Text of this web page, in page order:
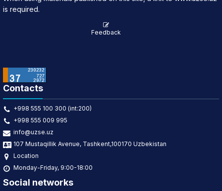
is required.
Feedback
Contacts
+998 555 100 300 (int:200)
+998 555 009 995
info@uzse.uz
107 Mustaqillik Avenue, Tashkent,100170 Uzbekistan
Location
Monday-Friday, 9:00-18:00
Social networks